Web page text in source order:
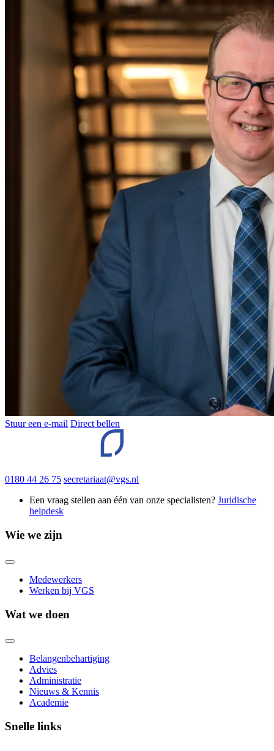
Stuur een e-mail Direct bellen
0180 44 26 75 secretariaat@vgs.nl
Een vraag stellen aan één van onze specialisten? Juridische
helpdesk
Wie we zijn
Medewerkers
Werken bij VGS
Wat we doen
Belangenbehartiging
Advies
Administratie
Nieuws & Kennis
Academie
Snelle links